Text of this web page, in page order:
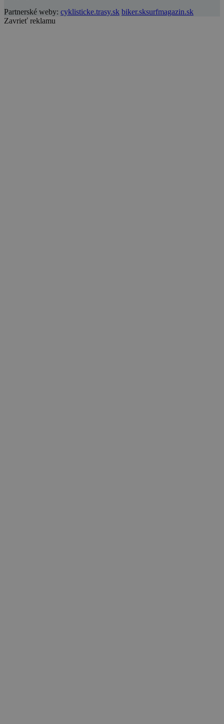
Partnerské weby: cyklisticke.trasy.sk biker.sksurfmagazin.sk
Zavrieť reklamu